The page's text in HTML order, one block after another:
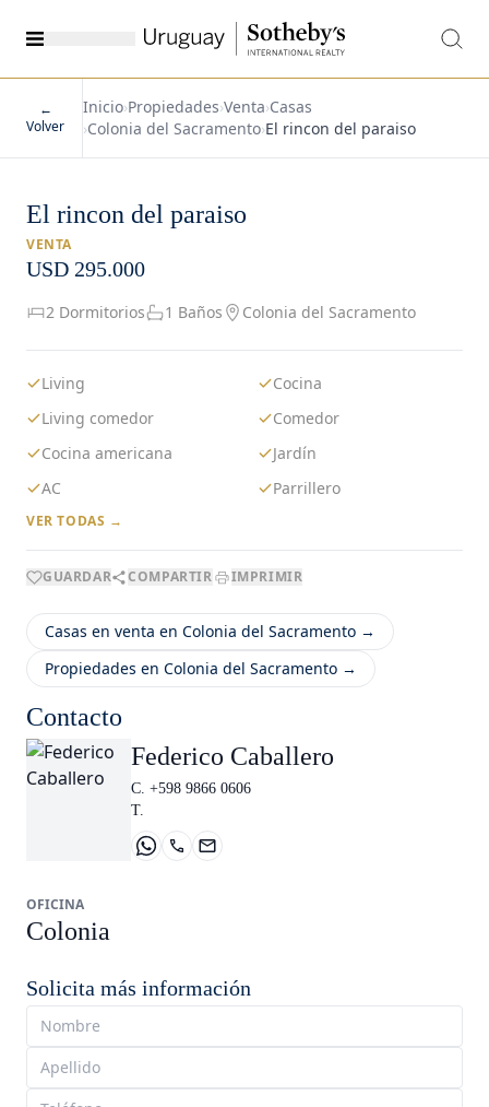
←
Volver
Inicio›Propiedades›Venta›Casas
›Colonia del Sacramento›El rincon del paraiso
El rincon del paraiso
VENTA
USD 295.000
2 Dormitorios 1 Baños Colonia del Sacramento
Living
Cocina
Living comedor
Comedor
Cocina americana
Jardín
AC
Parrillero
VER TODAS →
GUARDAR COMPARTIR IMPRIMIR
Casas en venta en Colonia del Sacramento →
Propiedades en Colonia del Sacramento →
Contacto
Federico Caballero
C. +598 9866 0606
T.
OFICINA
Colonia
Solicita más información